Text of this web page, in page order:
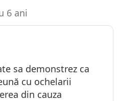
6 ani
sa demonstrez ca
cu ochelarii
din cauza